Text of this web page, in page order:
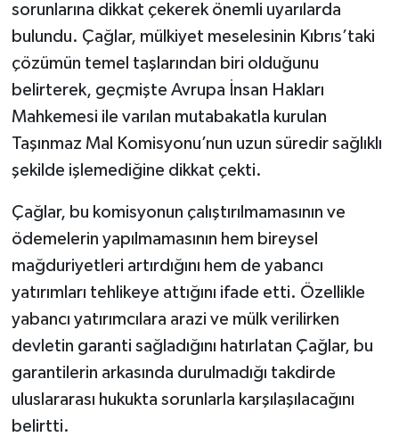
sorunlarına dikkat çekerek önemli uyarılarda
bulundu. Çağlar, mülkiyet meselesinin Kıbrıs’taki
çözümün temel taşlarından biri olduğunu
belirterek, geçmişte Avrupa İnsan Hakları
Mahkemesi ile varılan mutabakatla kurulan
Taşınmaz Mal Komisyonu’nun uzun süredir sağlıklı
şekilde işlemediğine dikkat çekti.
Çağlar, bu komisyonun çalıştırılmamasının ve
ödemelerin yapılmamasının hem bireysel
mağduriyetleri artırdığını hem de yabancı
yatırımları tehlikeye attığını ifade etti. Özellikle
yabancı yatırımcılara arazi ve mülk verilirken
devletin garanti sağladığını hatırlatan Çağlar, bu
garantilerin arkasında durulmadığı takdirde
uluslararası hukukta sorunlarla karşılaşılacağını
belirtti.